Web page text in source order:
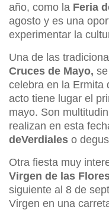
año, como la Feria
agosto y es una
experimentar la
Una de las
Cruces de Mayo,
celebra en la Ermita
acto tiene lugar el
mayo. Son
realizan en esta
deVerdiales o
Otra fiesta muy
Virgen de las
siguiente al 8 de
Virgen en una